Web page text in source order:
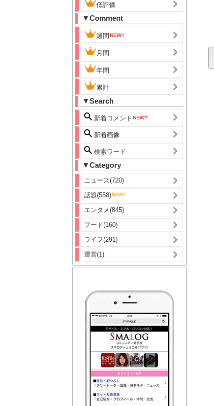
低評価
▼Comment
週間
月間
年間
累計
▼Search
新着コメント
新着画像
検索ワード
▼Category
ニュース(720)
話題(558)
エンタメ(845)
フード(160)
ライフ(291)
運営(1)